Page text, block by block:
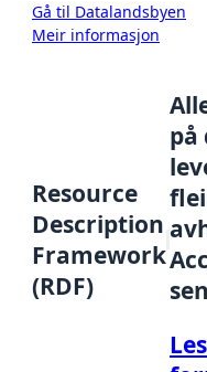
Gå til Datalandsbyen
Meir informasjon
Resource
Description
Framework
(RDF)
på